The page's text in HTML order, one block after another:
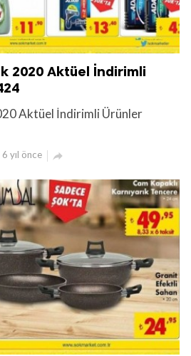
2020 Aktüel İndirimli
Aktüel İndirimli Ürünler
6 yıl önce 